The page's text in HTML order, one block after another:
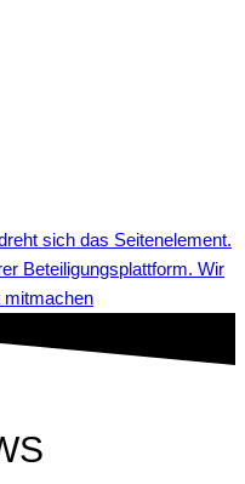
Beteiligungsplattform. Wir
mitmachen